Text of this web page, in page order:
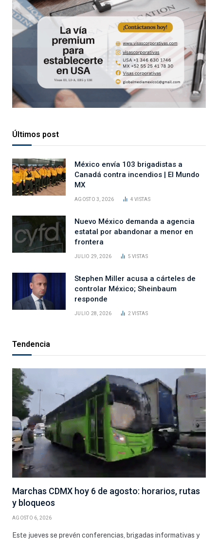
Últimos post
México envía 103 brigadistas a
Canadá contra incendios | El Mundo
MX
AGOSTO 3, 2026 4VISTAS
Nuevo México demanda a agencia
estatal por abandonar a menor en
frontera
JULIO 29, 2026 5VISTAS
Stephen Miller acusa a cárteles de
controlar México; Sheinbaum
responde
JULIO 28, 2026 2VISTAS
Tendencia
Marchas CDMX hoy 6 de agosto: horarios, rutas
y bloqueos
AGOSTO 6, 2026
Este jueves se prevén conferencias, brigadas informativas y